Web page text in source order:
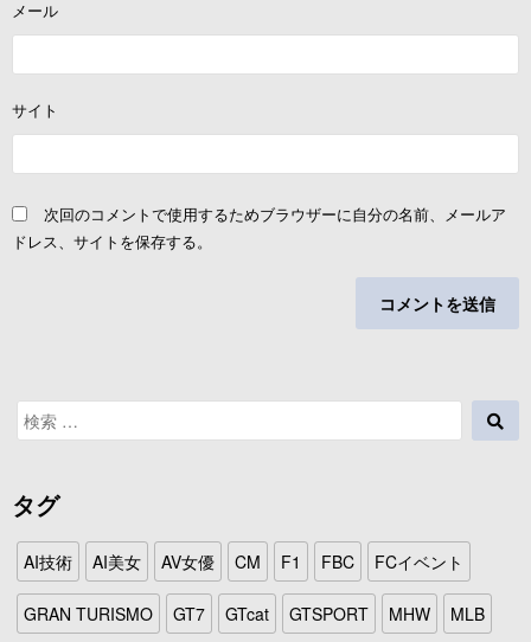
メール
サイト
次回のコメントで使用するためブラウザーに自分の名前、メールア
ドレス、サイトを保存する。
検
索
索
タグ
AI技術 AI美女 AV女優 CM F1 FBC FCイベント
GRAN TURISMO GT7 GTcat GTSPORT MHW MLB